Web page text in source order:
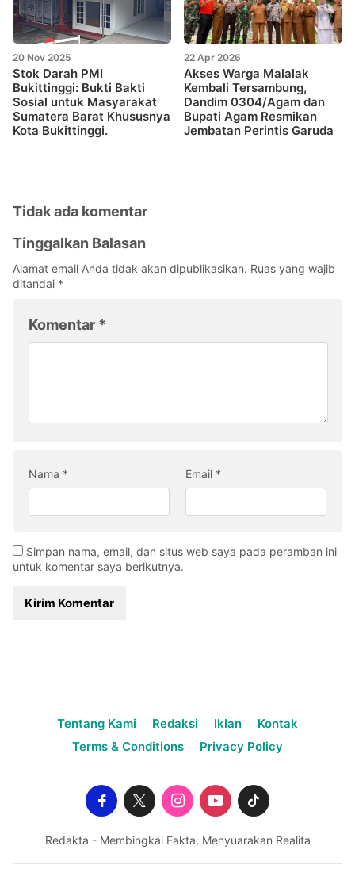
20 Nov 2025
Stok Darah PMI
Bukittinggi: Bukti Bakti
Sosial untuk Masyarakat
Sumatera Barat Khususnya
Kota Bukittinggi.
22 Apr 2026
Akses Warga Malalak
Kembali Tersambung,
Dandim 0304/Agam dan
Bupati Agam Resmikan
Jembatan Perintis Garuda
Tidak ada komentar
Tinggalkan Balasan
Alamat email Anda tidak akan dipublikasikan. Ruas yang wajib
ditandai *
Komentar *
Nama * Email *
Simpan nama, email, dan situs web saya pada peramban ini
untuk komentar saya berikutnya.
Tentang Kami Redaksi Iklan
Kontak
Terms & Conditions
Privacy Policy
Redakta - Membingkai Fakta, Menyuarakan Realita